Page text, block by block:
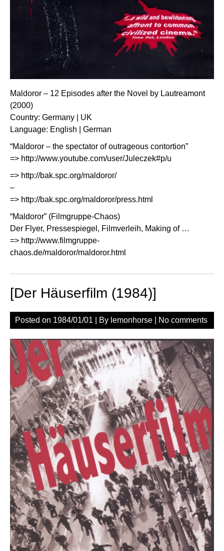
Maldoror – 12 Episodes after the Novel by Lautreamont
(2000)
Country: Germany | UK
Language: English | German
“Maldoror – the spectator of outrageous contortion”
=> http://www.youtube.com/user/Juleczek#p/u
=> http://bak.spc.org/maldoror/
–
=> http://bak.spc.org/maldoror/press.html
“Maldoror” (Filmgruppe-Chaos)
Der Flyer, Pressespiegel, Filmverleih, Making of …
=> http://www.filmgruppe-
chaos.de/maldoror/maldoror.html
[Der Häuserfilm (1984)]
Posted on 1984/01/01 | By lemonhorse No comments